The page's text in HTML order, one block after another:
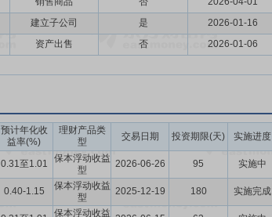
建立子公司 是 2026-01-16
资产出售 否 2026-01-06
预计年化收
益率(%)
理财产品类
型
交易日期 投资期限(天) 实施进度
0.31至1.01
保本浮动收益
型
2026-06-26 95 实施中
0.40-1.15
保本浮动收益
型
2025-12-19 180 实施完成
保本浮动收益